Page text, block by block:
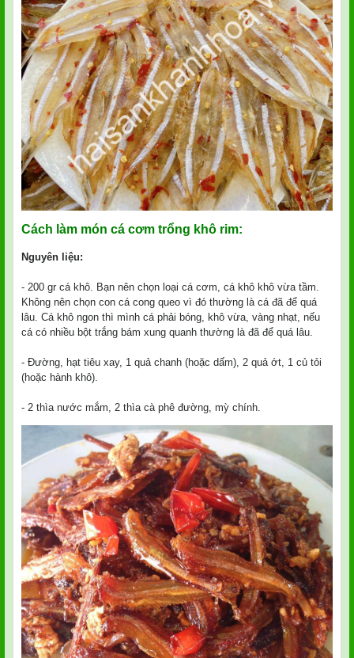
Cách làm món cá cơm trổng khô rim:
Nguyên liệu:
- 200 gr cá khô. Bạn nên chọn loại cá cơm, cá khô khô vừa tầm.
Không nên chọn con cá cong queo vì đó thường là cá đã để quá
lâu. Cá khô ngon thì mình cá phải bóng, khô vừa, vàng nhạt, nếu
cá có nhiều bột trắng bám xung quanh thường là đã để quá lâu.
- Đường, hạt tiêu xay, 1 quả chanh (hoặc dấm), 2 quả ớt, 1 củ tỏi
(hoặc hành khô).
- 2 thìa nước mắm, 2 thìa cà phê đường, mỳ chính.